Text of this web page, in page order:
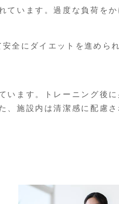
ています。過度な負荷を
全にダイエットを進められ
います。トレーニング後
、施設内は清潔感に配慮